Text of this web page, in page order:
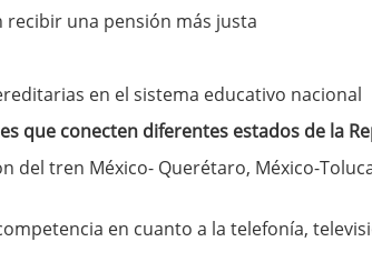
recibir una pensión más justa
en el sistema educativo nacional
que conecten diferentes estados de la
del tren México- Querétaro, México-
en cuanto a la telefonía,